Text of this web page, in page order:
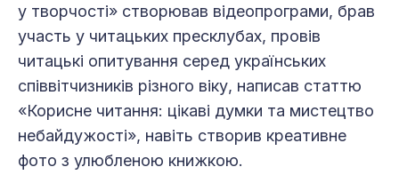
у творчості» створював відеопрограми, брав
участь у читацьких пресклубах, провів
читацькі опитування серед українських
співвітчизників різного віку, написав статтю
«Корисне читання: цікаві думки та мистецтво
небайдужості», навіть створив креативне
фото з улюбленою книжкою.